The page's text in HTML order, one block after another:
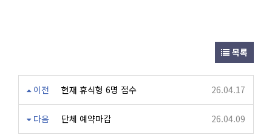
목록
이전 현재 휴식형 6명 접수 26.04.17
다음 단체 예약마감 26.04.09